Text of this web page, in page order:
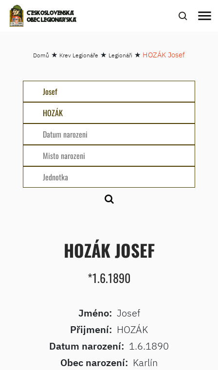
ČESKOSLOVENSKÁ
OBEC LEGIONÁŘSKÁ
menu
Domů ★ Krev Legionáře ★ Legionáři ★ HOZÁK Josef
HOZÁK JOSEF
*1.6.1890
Jméno: Josef
Přijmení: HOZÁK
Datum narození: 1.6.1890
Obec narození: Karlín